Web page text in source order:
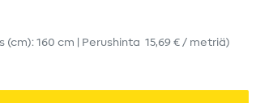
(cm): 160 cm | Perushinta 15,69 € / metriä)